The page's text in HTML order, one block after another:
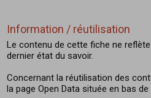
Information / réutilisation
Le contenu de cette fiche ne
dernier état du savoir.
Concernant la réutilisation des
la page Open Data située en bas